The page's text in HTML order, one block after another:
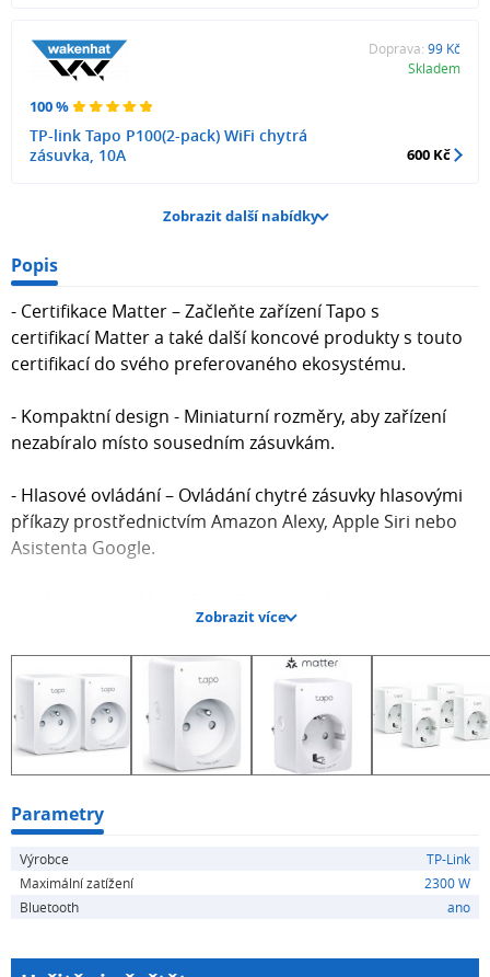
100 %
TP-link Tapo P100(2-pack) WiFi chytrá
zásuvka, 10A
Doprava: 99 Kč
Skladem
600 Kč
Zobrazit další nabídky
Popis
- Certifikace Matter – Začleňte zařízení Tapo s
certifikací Matter a také další koncové produkty s touto
certifikací do svého preferovaného ekosystému.
- Kompaktní design - Miniaturní rozměry, aby zařízení
nezabíralo místo sousedním zásuvkám.
- Hlasové ovládání – Ovládání chytré zásuvky hlasovými
příkazy prostřednictvím Amazon Alexy, Apple Siri nebo
Asistenta Google.
připojených zařízení prostřednictvím aplikace Tapo, ať
jste kdekoli.okamžité zapnutí/vypnutí připojených
zařízení prostřednictvím aplikace Tapo, ať jste kdekoli.
- Rozvrh – Přednastavte plán automatické správy
zařízení.
- Automatické vypnutí – Automaticky vypne připojené
zařízení po uplynutí nastaveného času.
- Režim nepřítomnosti – Automatické zapínání a vypínání
zařízení v různých časech, aby vznikl dojem, že je někdo
Zobrazit více
Parametry
Výrobce
TP-Link
Maximální zatížení
2300 W
Bluetooth
ano